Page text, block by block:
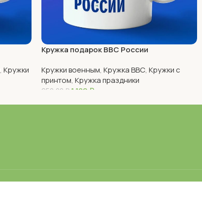
, Кружки
Кружка подарок ВВС России
Кружки военным, Кружка ВВС, Кружки с
принтом, Кружка праздники
950,00 ₽ 1 180 ₽
В Корзину